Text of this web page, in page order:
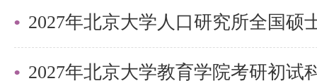
回到学校，每天七到八个小时，
11，下午2-5，晚上7-10，每周末
2027年北京大学教育学院考研初试